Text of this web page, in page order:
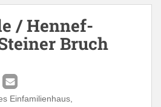
/ Hennef-
Bruch
Einfamilienhaus,